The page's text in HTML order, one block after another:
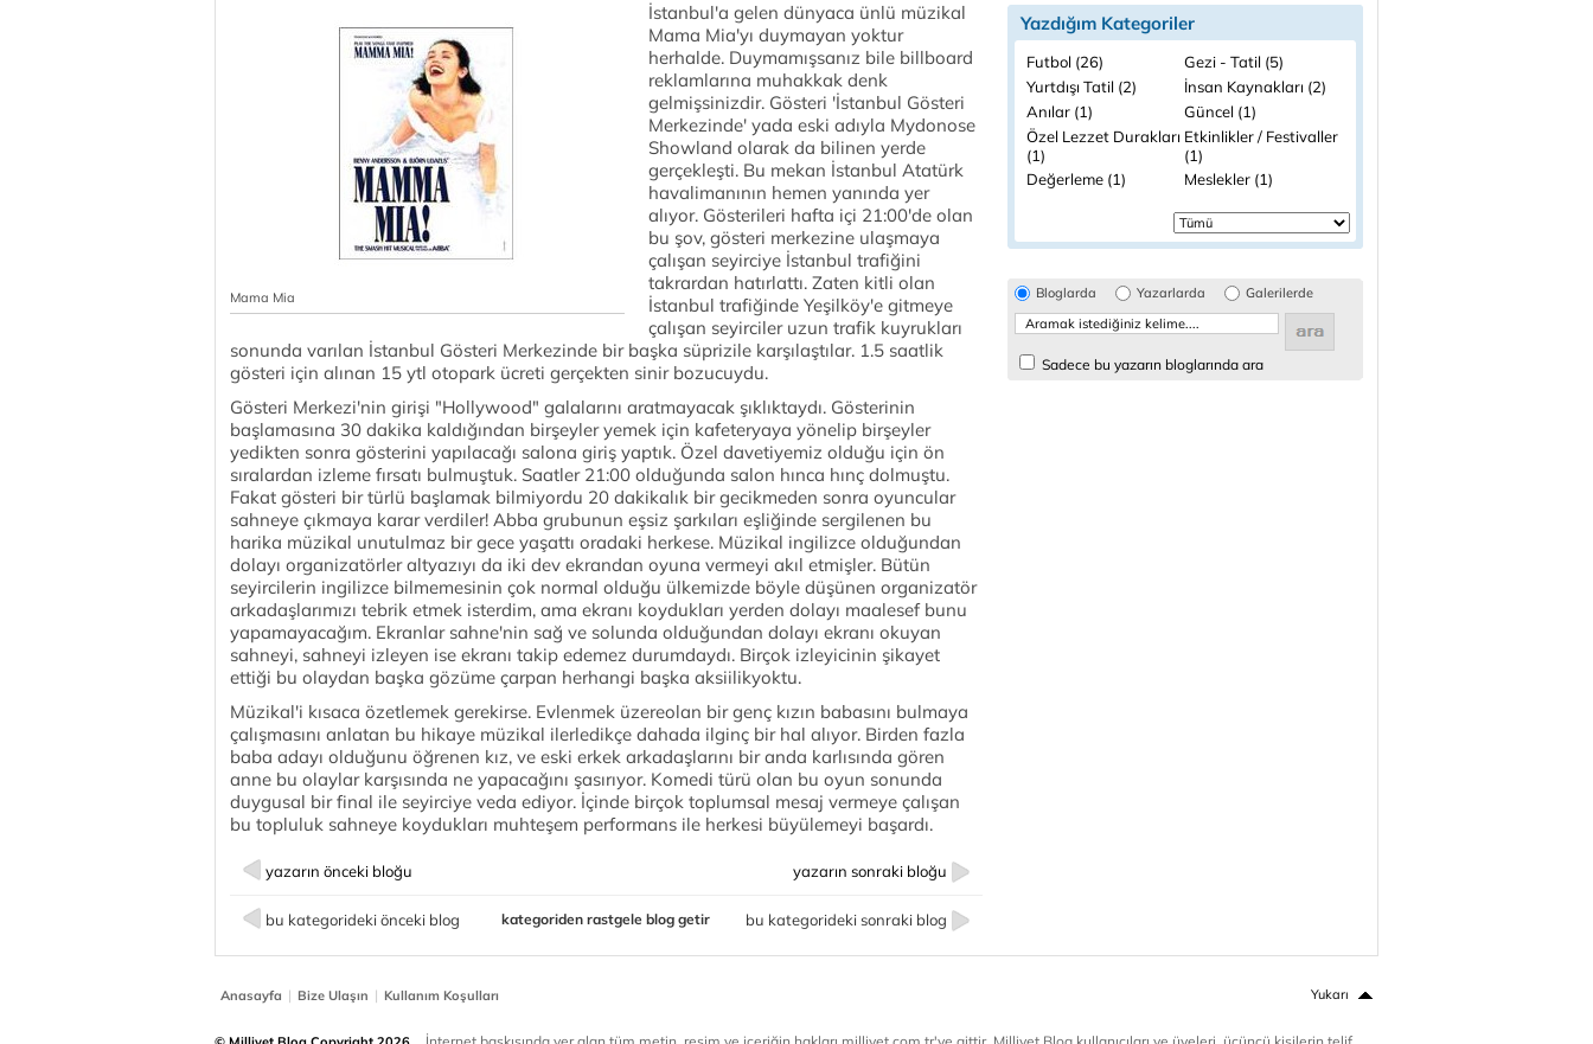
Mama Mia
İstanbul'a gelen dünyaca ünlü müzikal
Mama Mia'yı duymayan yoktur
herhalde. Duymamışsanız bile billboard
reklamlarına muhakkak denk
gelmişsinizdir. Gösteri 'İstanbul Gösteri
Merkezinde' yada eski adıyla Mydonose
Showland olarak da bilinen yerde
gerçekleşti. Bu mekan İstanbul Atatürk
havalimanının hemen yanında yer
alıyor. Gösterileri hafta içi 21:00'de olan
bu şov, gösteri merkezine ulaşmaya
çalışan seyirciye İstanbul trafiğini
takrardan hatırlattı. Zaten kitli olan
İstanbul trafiğinde Yeşilköy'e gitmeye
çalışan seyirciler uzun trafik kuyrukları
sonunda varılan İstanbul Gösteri Merkezinde bir başka süprizile karşılaştılar. 1.5 saatlik
gösteri için alınan 15 ytl otopark ücreti gerçekten sinir bozucuydu.
Gösteri Merkezi'nin girişi "Hollywood" galalarını aratmayacak şıklıktaydı. Gösterinin
başlamasına 30 dakika kaldığından birşeyler yemek için kafeteryaya yönelip birşeyler
yedikten sonra gösterini yapılacağı salona giriş yaptık. Özel davetiyemiz olduğu için ön
sıralardan izleme fırsatı bulmuştuk. Saatler 21:00 olduğunda salon hınca hınç dolmuştu.
Fakat gösteri bir türlü başlamak bilmiyordu 20 dakikalık bir gecikmeden sonra oyuncular
sahneye çıkmaya karar verdiler! Abba grubunun eşsiz şarkıları eşliğinde sergilenen bu
harika müzikal unutulmaz bir gece yaşattı oradaki herkese. Müzikal ingilizce olduğundan
dolayı organizatörler altyazıyı da iki dev ekrandan oyuna vermeyi akıl etmişler. Bütün
seyircilerin ingilizce bilmemesinin çok normal olduğu ülkemizde böyle düşünen organizatör
arkadaşlarımızı tebrik etmek isterdim, ama ekranı koydukları yerden dolayı maalesef bunu
yapamayacağım. Ekranlar sahne'nin sağ ve solunda olduğundan dolayı ekranı okuyan
sahneyi, sahneyi izleyen ise ekranı takip edemez durumdaydı. Birçok izleyicinin şikayet
ettiği bu olaydan başka gözüme çarpan herhangi başka aksiilikyoktu.
Müzikal'i kısaca özetlemek gerekirse. Evlenmek üzereolan bir genç kızın babasını bulmaya
çalışmasını anlatan bu hikaye müzikal ilerledikçe dahada ilginç bir hal alıyor. Birden fazla
baba adayı olduğunu öğrenen kız, ve eski erkek arkadaşlarını bir anda karlısında gören
anne bu olaylar karşısında ne yapacağını şasırıyor. Komedi türü olan bu oyun sonunda
duygusal bir final ile seyirciye veda ediyor. İçinde birçok toplumsal mesaj vermeye çalışan
bu topluluk sahneye koydukları muhteşem performans ile herkesi büyülemeyi başardı.
yazarın önceki bloğu yazarın sonraki bloğu
bu kategorideki önceki blog bu kategorideki sonraki blog
kategoriden rastgele blog getir
Yazdığım Kategoriler
Futbol (26)
Gezi - Tatil (5)
Yurtdışı Tatil (2)
İnsan Kaynakları (2)
Anılar (1)
Güncel (1)
Özel Lezzet Durakları
(1)
Etkinlikler / Festivaller
(1)
Değerleme (1) Meslekler (1)
Bloglarda Yazarlarda Galerilerde
Sadece bu yazarın bloglarında ara
Anasayfa | Bize Ulaşın | Kullanım Koşulları Yukarı